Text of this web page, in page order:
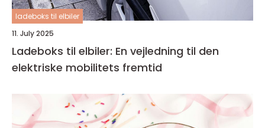
ladeboks til elbiler
11. July 2025
Ladeboks til elbiler: En vejledning til den
elektriske mobilitets fremtid